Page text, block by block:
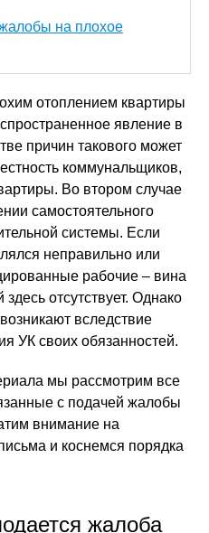
на плохое
отоплением квартиры
явление в
причин такового может
коммунальщиков,
Во втором случае
самостоятельного
системы. Если
неправильно или
рабочие – вина
отсутствует. Однако
вследствие
УК своих обязанностей.
мы рассмотрим все
с подачей жалобы
внимание на
и коснемся порядка
жалоба